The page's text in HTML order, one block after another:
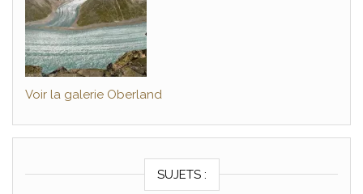
Voir la galerie Oberland
SUJETS :